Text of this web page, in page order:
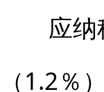
应纳税
（1.2％）